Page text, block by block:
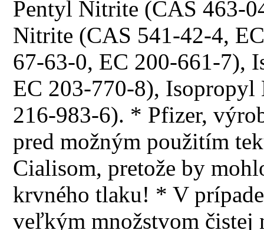
Pentyl Nitrite (CAS 463-
Nitrite (CAS 541-42-4,
67-63-0, EC 200-661-7),
EC 203-770-8),
216-983-6). * Pfizer,
pred možným použitím
Cialisom, pretože by
krvného tlaku! * V
veľkým množstvom čistej